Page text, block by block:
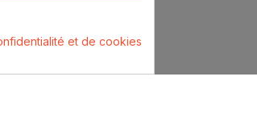
et de cookies